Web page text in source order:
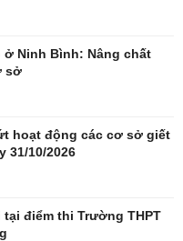
Săn Tour
Ninh Bình: Nâng chất
sở
hoạt động các cơ sở giết
31/10/2026
điểm thi Trường THPT